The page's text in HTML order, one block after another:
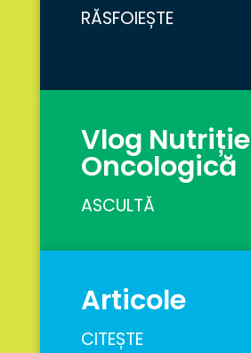
RĂSFOIEȘTE
Vlog Nutriție
Oncologică
ASCULTĂ
Articole
CITEȘTE